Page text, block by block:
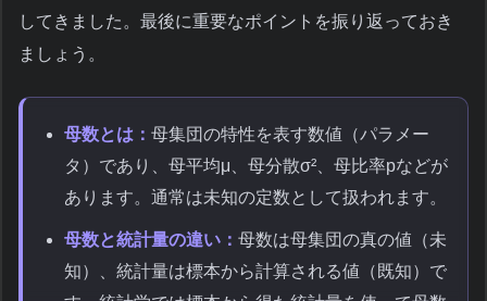
してきました。最後に重要なポイントを振り返っておき
ましょう。
母数とは： 母集団の特性を表す数値（パラメー
タ）であり、母平均μ、母分散σ²、母比率pなどが
あります。通常は未知の定数として扱われます。
母数と統計量の違い： 母数は母集団の真の値（未
知）、統計量は標本から計算される値（既知）で